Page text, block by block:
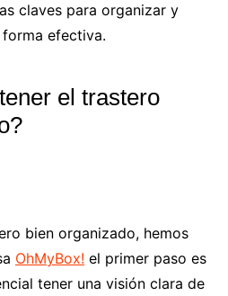
claves para organizar y
efectiva.
el trastero
bien organizado, hemos
OhMyBox! el primer paso es
tener una visión clara de